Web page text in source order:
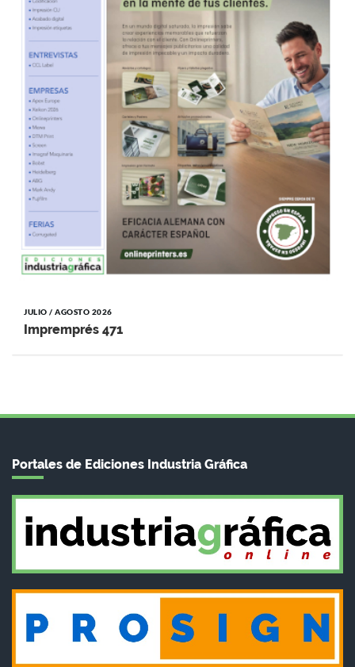
JULIO / AGOSTO 2026
Impremprés 471
Portales de Ediciones Industria Gráfica